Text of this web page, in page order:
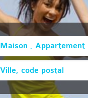
Maison , Appartement